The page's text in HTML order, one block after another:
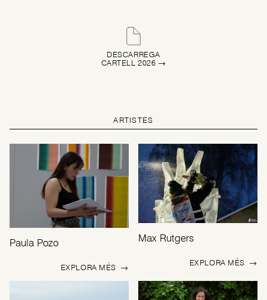
DESCARREGA
CARTELL 2026 →
ARTISTES
Paula Pozo
EXPLORA MÉS →
Max Rutgers
EXPLORA MÉS →